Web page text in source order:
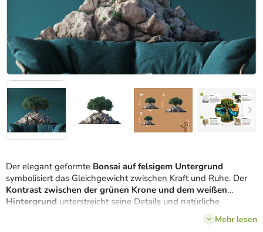
Der elegant geformte Bonsai auf felsigem Untergrund
symbolisiert das Gleichgewicht zwischen Kraft und Ruhe. Der
Kontrast zwischen der grünen Krone und dem weißen
Hintergrund unterstreicht seine Details und natürliche
rein, ausgeglichen und
und eignet sich ideal, um ein angenehmes Ambiente
Mehr lesen